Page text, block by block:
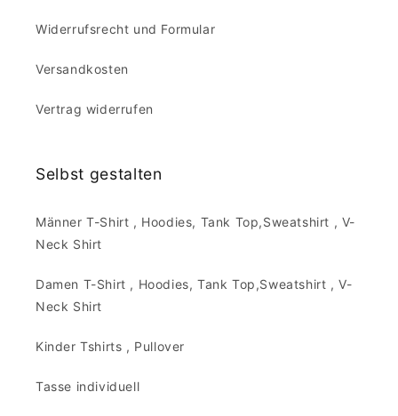
Widerrufsrecht und Formular
Versandkosten
Vertrag widerrufen
Selbst gestalten
Männer T-Shirt , Hoodies, Tank Top,Sweatshirt , V-
Neck Shirt
Damen T-Shirt , Hoodies, Tank Top,Sweatshirt , V-
Neck Shirt
Kinder Tshirts , Pullover
Tasse individuell